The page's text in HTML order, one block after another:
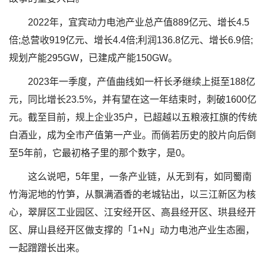
2022年，宜宾动力电池产业总产值889亿元、增长4.5
倍;总营收919亿元、增长4.4倍;利润136.8亿元、增长6.9倍;
规划产能295GW，已建成产能150GW。
2023年一季度，产值曲线如一杆长矛继续上挺至188亿
元，同比增长23.5%，并有望在这一年结束时，刺破1600亿
元。截至目前，规上企业35户，已超越以五粮液扛旗的传统
白酒业，成为全市产值第一产业。而倘若历史的胶片向后倒
至5年前，它最初格子里的那个数字，是0。
这么说吧，5年里，一条产业链，从无到有，如同蜀南
竹海泥地的竹笋，从飘满酒香的老城钻出，以三江新区为核
心，翠屏区工业园区、江安经开区、高县经开区、珙县经开
区、屏山县经开区做支撑的「1+N」动力电池产业生态圈，
一起蹭蹭长出来。